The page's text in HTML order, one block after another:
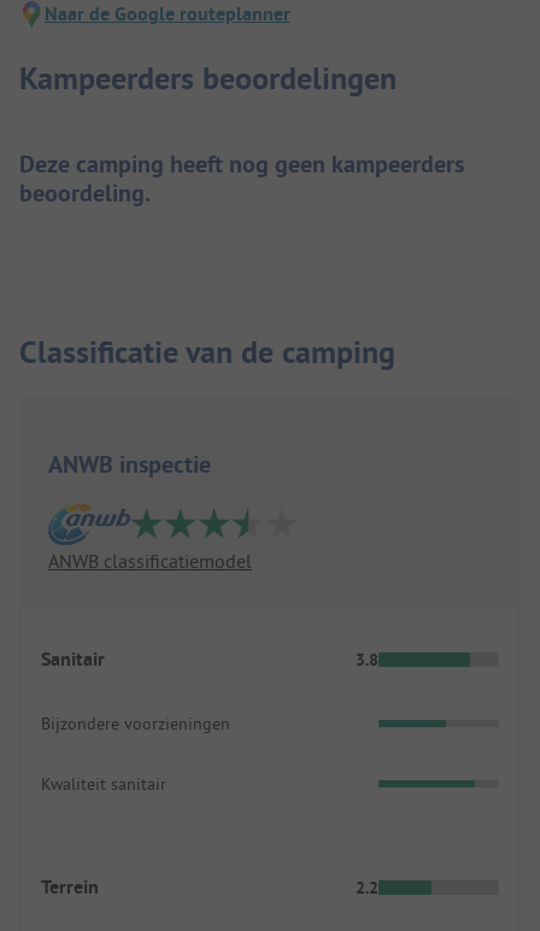
Naar de Google routeplanner
Kampeerders beoordelingen
Deze camping heeft nog geen kampeerders
beoordeling.
Classificatie van de camping
ANWB inspectie
ANWB classificatiemodel
Sanitair 3.8
Bijzondere voorzieningen
Kwaliteit sanitair
Terrein 2.2